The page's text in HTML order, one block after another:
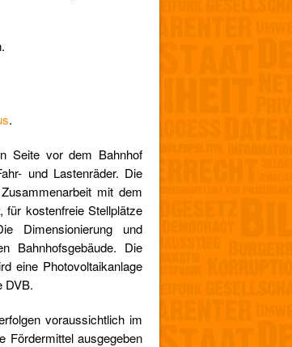
.
Seite vor dem Bahnhof
und Lastenräder. Die
mit dem
für kostenfreie Stellplätze
Dimensionierung und
Bahnhofsgebäude. Die
eine Photovoltaikanlage
DVB.
voraussichtlich im
Fördermittel ausgegeben